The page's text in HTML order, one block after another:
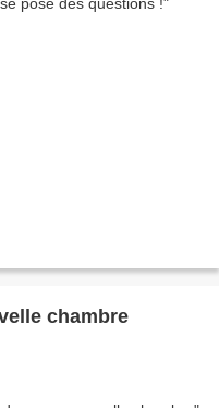
chambre